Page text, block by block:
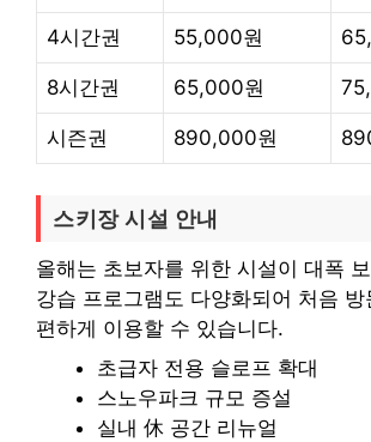
4시간권 55,000원
8시간권 65,000원
시즌권 890,000원
스키장 시설 안내
올해는 초보자를 위한 시설이 대폭
강습 프로그램도 다양화되어 처음 방
편하게 이용할 수 있습니다.
초급자 전용 슬로프 확대
스노우파크 규모 증설
실내 休 공간 리뉴얼